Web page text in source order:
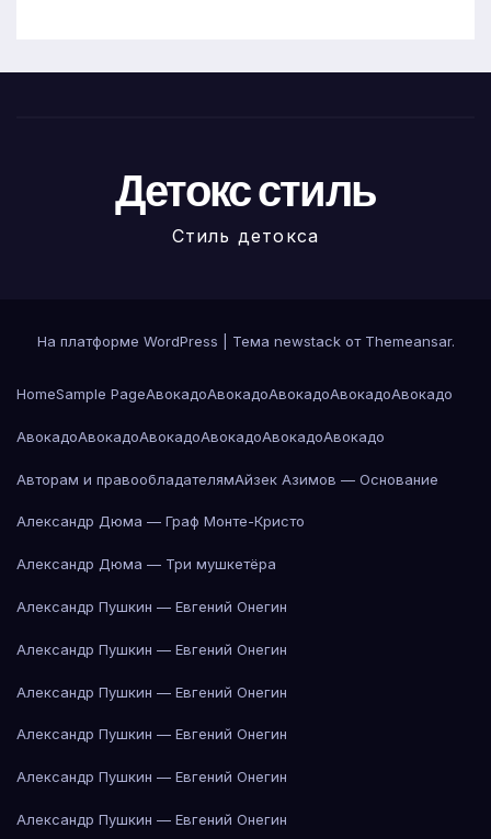
Детокс стиль
Стиль детокса
На платформе WordPress Тема newstack от Themeansar.
HomeSample PageАвокадоАвокадоАвокадоАвокадоАвокадо
АвокадоАвокадоАвокадоАвокадоАвокадоАвокадо
Авторам и правообладателямАйзек Азимов — Основание
Александр Дюма — Граф Монте-Кристо
Александр Дюма — Три мушкетёра
Александр Пушкин — Евгений Онегин
Александр Пушкин — Евгений Онегин
Александр Пушкин — Евгений Онегин
Александр Пушкин — Евгений Онегин
Александр Пушкин — Евгений Онегин
Александр Пушкин — Евгений Онегин